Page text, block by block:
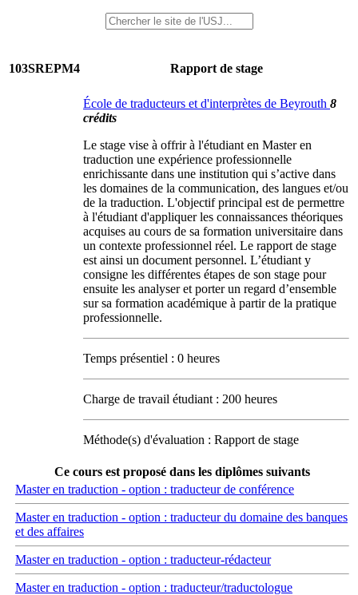
103SREPM4 Rapport de stage
École de traducteurs et d'interprètes de Beyrouth 8
crédits
Le stage vise à offrir à l'étudiant en Master en
traduction une expérience professionnelle
enrichissante dans une institution qui s’active dans
les domaines de la communication, des langues et/ou
de la traduction. L'objectif principal est de permettre
à l'étudiant d'appliquer les connaissances théoriques
acquises au cours de sa formation universitaire dans
un contexte professionnel réel. Le rapport de stage
est ainsi un document personnel. L’étudiant y
consigne les différentes étapes de son stage pour
ensuite les analyser et porter un regard d’ensemble
sur sa formation académique à partir de la pratique
professionnelle.
Temps présentiel : 0 heures
Charge de travail étudiant : 200 heures
Méthode(s) d'évaluation : Rapport de stage
Ce cours est proposé dans les diplômes suivants
Master en traduction - option : traducteur de conférence
Master en traduction - option : traducteur du domaine des banques
et des affaires
Master en traduction - option : traducteur-rédacteur
Master en traduction - option : traducteur/traductologue